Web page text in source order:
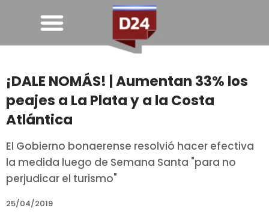
¡DALE NOMÁS! | Aumentan 33% los
peajes a La Plata y a la Costa
Atlántica
El Gobierno bonaerense resolvió hacer efectiva
la medida luego de Semana Santa "para no
perjudicar el turismo"
25/04/2019